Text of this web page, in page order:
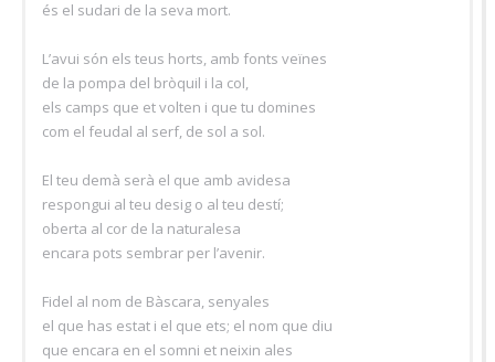
és el sudari de la seva mort.
L’avui són els teus horts, amb fonts veïnes
de la pompa del bròquil i la col,
els camps que et volten i que tu domines
com el feudal al serf, de sol a sol.
El teu demà serà el que amb avidesa
respongui al teu desig o al teu destí;
oberta al cor de la naturalesa
encara pots sembrar per l’avenir.
Fidel al nom de Bàscara, senyales
el que has estat i el que ets; el nom que diu
que encara en el somni et neixin ales